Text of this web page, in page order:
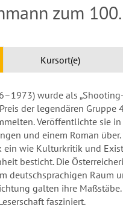
zum
Kursort(e)
wurde als
der legendären
Veröffentlichte sie
und einem Roman
ein wie Kulturkritik und
besticht. Die
deutschsprachigen Raum
galten ihre
fasziniert.